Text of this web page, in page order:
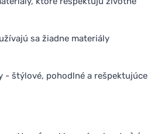
sa žiadne materiály
- štýlové, pohodlné a rešpektujúce